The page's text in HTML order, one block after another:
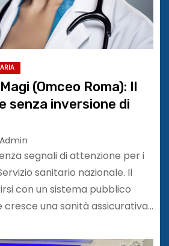
(Omceo Roma): Il
senza inversione di
Admin
segnali di attenzione per i
sanitario nazionale. Il
con un sistema pubblico
una sanità assicurativa…